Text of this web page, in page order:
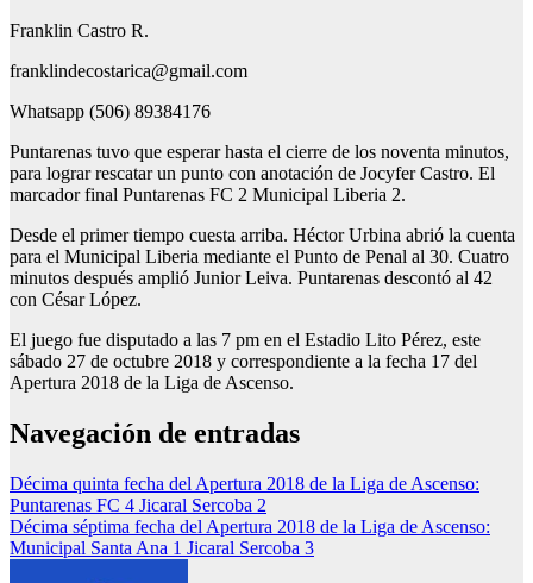
Franklin Castro R.
franklindecostarica@gmail.com
Whatsapp (506) 89384176
Puntarenas tuvo que esperar hasta el cierre de los noventa minutos,
para lograr rescatar un punto con anotación de Jocyfer Castro. El
marcador final Puntarenas FC 2 Municipal Liberia 2.
Desde el primer tiempo cuesta arriba. Héctor Urbina abrió la cuenta
para el Municipal Liberia mediante el Punto de Penal al 30. Cuatro
minutos después amplió Junior Leiva. Puntarenas descontó al 42
con César López.
El juego fue disputado a las 7 pm en el Estadio Lito Pérez, este
sábado 27 de octubre 2018 y correspondiente a la fecha 17 del
Apertura 2018 de la Liga de Ascenso.
Navegación de entradas
Décima quinta fecha del Apertura 2018 de la Liga de Ascenso:
Puntarenas FC 4 Jicaral Sercoba 2
Décima séptima fecha del Apertura 2018 de la Liga de Ascenso:
Municipal Santa Ana 1 Jicaral Sercoba 3